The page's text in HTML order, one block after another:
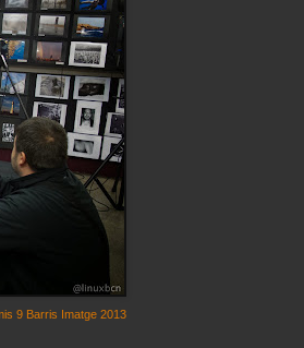
9 Barris Imatge 2013